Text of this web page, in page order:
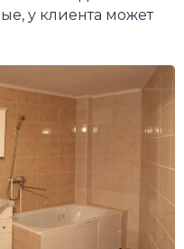
у клиента может